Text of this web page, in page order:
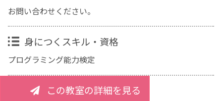
お問い合わせください。
身につくスキル・資格
プログラミング能力検定
この教室の詳細を見る